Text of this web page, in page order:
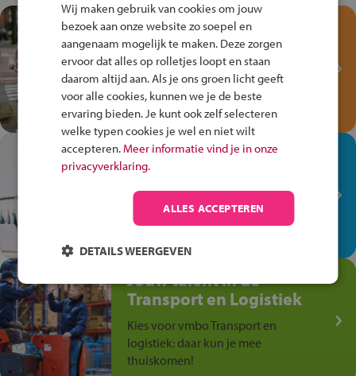
Test je kennis met het
Fiets Veilig
Verkeersspel!
Speel het Fiets Veilig Verkeersspel
en win een Cortina-fiets!
In de winkel ben je op je
plek!
Ontdek via het vmbo jouw talent
op de winkelvloer, waar elke dag
Jouw talent in de
Transport en Logistiek
Kies voor vmbo Transport en
logistiek: daar kun je mee
thuiskomen!
Wij maken gebruik van cookies om jouw
bezoek aan onze website zo soepel en
aangenaam mogelijk te maken. Deze zorgen
ervoor dat alles op rolletjes loopt en staan
daarom altijd aan. Als je ons groen licht geeft
voor alle cookies, kunnen we je de beste
ervaring bieden. Je kunt ook zelf selecteren
welke typen cookies je wel en niet wilt
accepteren. Meer informatie vind je in onze
privacyverklaring.
ALLES ACCEPTEREN
DETAILS WEERGEVEN